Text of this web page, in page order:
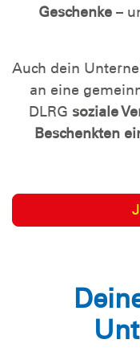
Geschenke –
Auch dein
an eine
DLRG soziale
Beschenkten